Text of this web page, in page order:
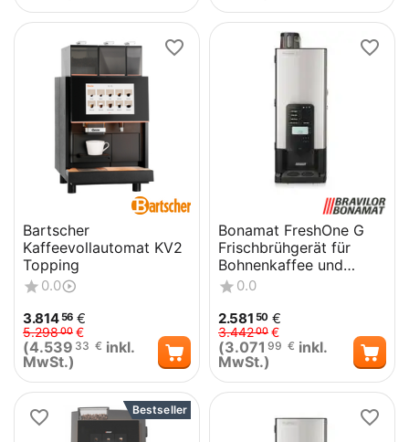
Bartscher
Kaffeevollautomat KV2
Topping
0.0
3.81456 €
5.29800 €
(4.539 33 € inkl.
MwSt.)
Bonamat FreshOne G
Frischbrühgerät für
Bohnenkaffee und
Heißgetränkevarianten
0.0
2.581 50 €
3.44200 €
(3.071 99 € inkl.
MwSt.)
Bestseller